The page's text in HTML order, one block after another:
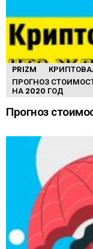
PRIZM
ПРОГНОЗ
НА 2020 ГОД
Прогноз